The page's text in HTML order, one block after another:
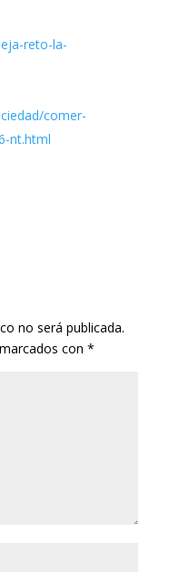
reto-la-
comer-
nt.html
no será publicada.
con *